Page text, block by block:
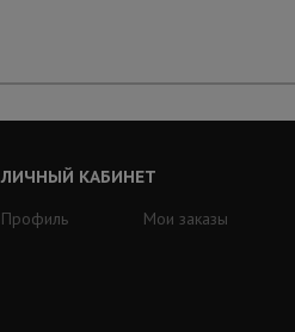
ЛИЧНЫЙ КАБИНЕТ
Профиль
Мои заказы